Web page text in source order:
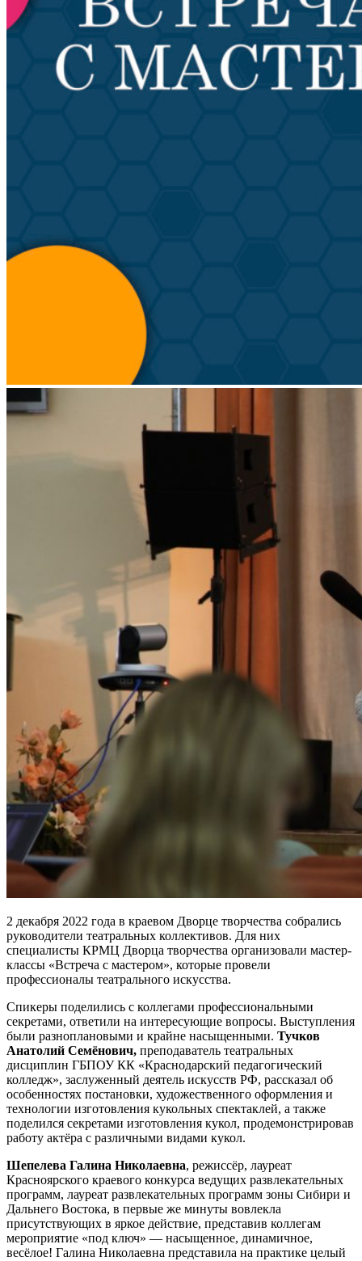
2 декабря 2022 года в краевом Дворце творчества собрались
руководители театральных коллективов. Для них
специалисты КРМЦ Дворца творчества организовали мастер-
классы «Встреча с мастером», которые провели
профессионалы театрального искусства.
Спикеры поделились с коллегами профессиональными
секретами, ответили на интересующие вопросы. Выступления
были разноплановыми и крайне насыщенными. Тучков
Анатолий Семёнович, преподаватель театральных
дисциплин ГБПОУ КК «Краснодарский педагогический
колледж», заслуженный деятель искусств РФ, рассказал об
особенностях постановки, художественного оформления и
технологии изготовления кукольных спектаклей, а также
поделился секретами изготовления кукол, продемонстрировав
работу актёра с различными видами кукол.
Шепелева Галина Николаевна, режиссёр, лауреат
Красноярского краевого конкурса ведущих развлекательных
программ, лауреат развлекательных программ зоны Сибири и
Дальнего Востока, в первые же минуты вовлекла
присутствующих в яркое действие, представив коллегам
мероприятие «под ключ» — насыщенное, динамичное,
весёлое! Галина Николаевна представила на практике целый